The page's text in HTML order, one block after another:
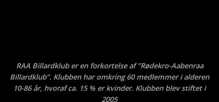
RAA Billardklub er en forkortelse af ”Rødekro-Aabenraa
Billardklub”. Klubben har omkring 60 medlemmer i alderen
10-86 år, hvoraf ca. 15 % er kvinder. Klubben blev stiftet i
2005